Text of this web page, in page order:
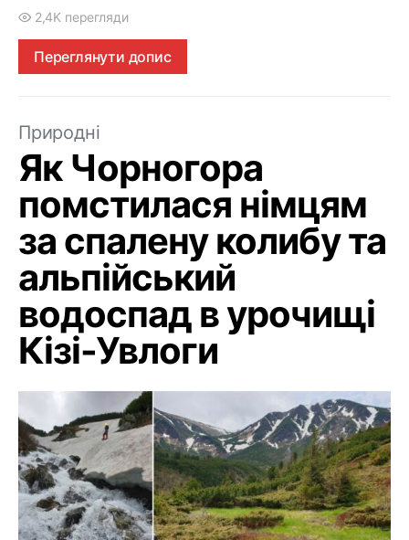
2,4K перегляди
Переглянути допис
Природні
Як Чорногора
помстилася німцям
за спалену колибу та
альпійський
водоспад в урочищі
Кізі-Увлоги